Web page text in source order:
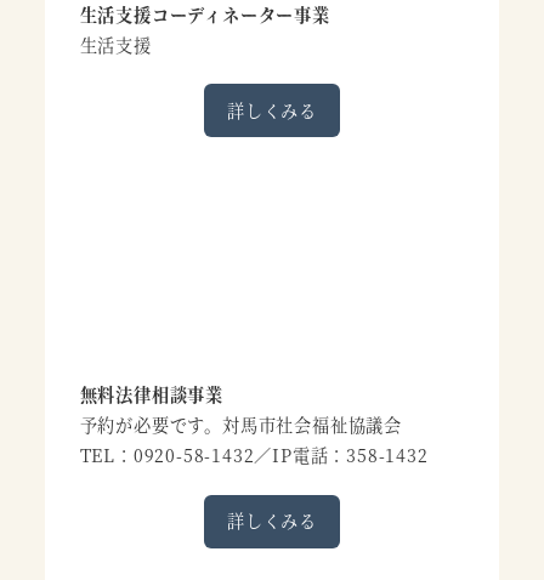
生活支援コーディネーター事業
生活支援
詳しくみる
無料法律相談事業
予約が必要です。対馬市社会福祉協議会
TEL：0920-58-1432／IP電話：358-1432
詳しくみる